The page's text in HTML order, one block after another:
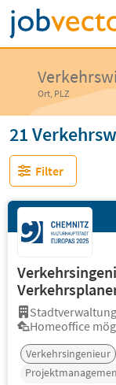
Ort, PLZ
21
Filter
Homeoffice
Verkehrsingenieur